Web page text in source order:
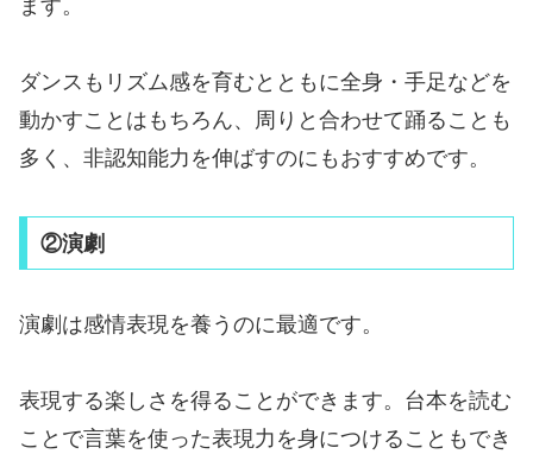
ます。
ダンスもリズム感を育むとともに全身・手足などを
動かすことはもちろん、周りと合わせて踊ることも
多く、非認知能力を伸ばすのにもおすすめです。
②演劇
演劇は感情表現を養うのに最適です。
表現する楽しさを得ることができます。台本を読む
ことで言葉を使った表現力を身につけることもでき